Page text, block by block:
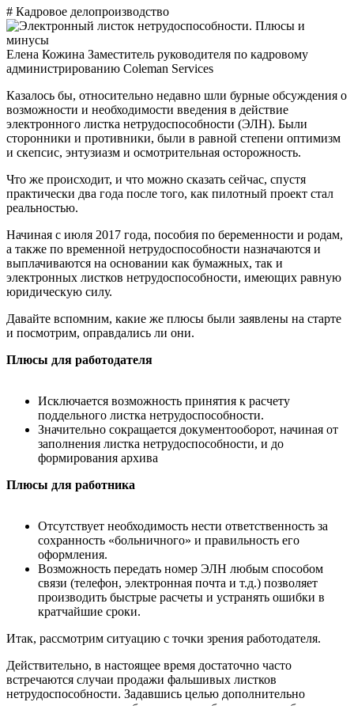
# Кадровое делопроизводство
Елена Кожина Заместитель руководителя по кадровому
администрированию Coleman Services
Казалось бы, относительно недавно шли бурные обсуждения о
возможности и необходимости введения в действие
электронного листка нетрудоспособности (ЭЛН). Были
сторонники и противники, были в равной степени оптимизм
и скепсис, энтузиазм и осмотрительная осторожность.
Что же происходит, и что можно сказать сейчас, спустя
практически два года после того, как пилотный проект стал
реальностью.
Начиная с июля 2017 года, пособия по беременности и родам,
а также по временной нетрудоспособности назначаются и
выплачиваются на основании как бумажных, так и
электронных листков нетрудоспособности, имеющих равную
юридическую силу.
Давайте вспомним, какие же плюсы были заявлены на старте
и посмотрим, оправдались ли они.
Плюсы для работодателя
Исключается возможность принятия к расчету
поддельного листка нетрудоспособности.
Значительно сокращается документооборот, начиная от
заполнения листка нетрудоспособности, и до
формирования архива
Плюсы для работника
Отсутствует необходимость нести ответственность за
сохранность «больничного» и правильность его
оформления.
Возможность передать номер ЭЛН любым способом
связи (телефон, электронная почта и т.д.) позволяет
производить быстрые расчеты и устранять ошибки в
кратчайшие сроки.
Итак, рассмотрим ситуацию с точки зрения работодателя.
Действительно, в настоящее время достаточно часто
встречаются случаи продажи фальшивых листков
нетрудоспособности. Задавшись целью дополнительно